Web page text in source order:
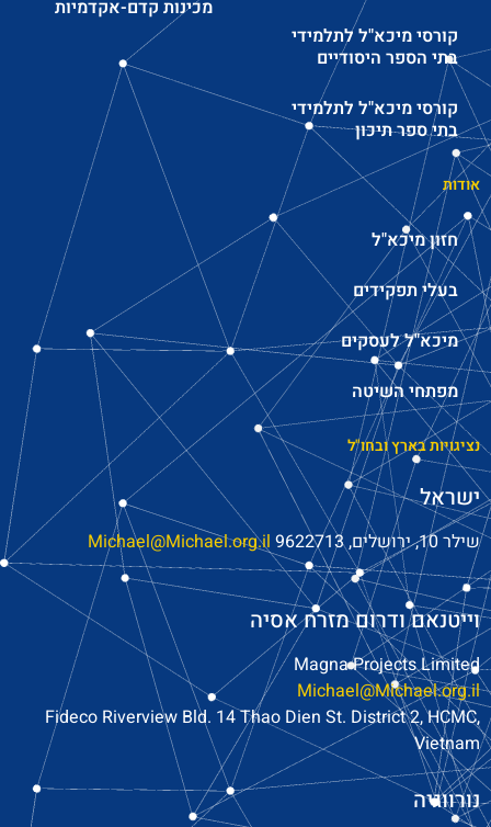
קורסי מיכא"ל לתלמידי
בתי הספר היסודיים
קורסי מיכא"ל לתלמידי
בתי ספר תיכון
מכינות קדם-אקדמיות
אודות
חזון מיכא"ל
בעלי תפקידים
מיכא"ל לעסקים
מפתחי השיטה
נציגויות בארץ ובחו"ל
ישראל
שילר 10, י רושלים, 9622713 Michael@Michael.org.il
וייטנאם ודרום מזרח אסיה
Magna Projects Limited
Michael@Michael.org.il
Fideco Riverview Bld. 14 Thao Dien St. District 2, HCMC,
Vietnam
נורווגיה